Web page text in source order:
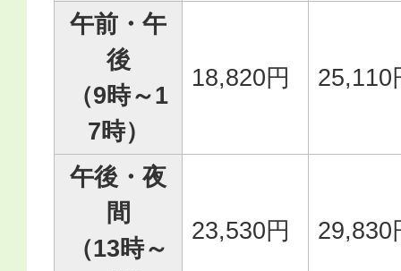
午前・午
後
（9時～1
7時）
18,820円 25,110
午後・夜
間
（13時～
23,530円 29,830